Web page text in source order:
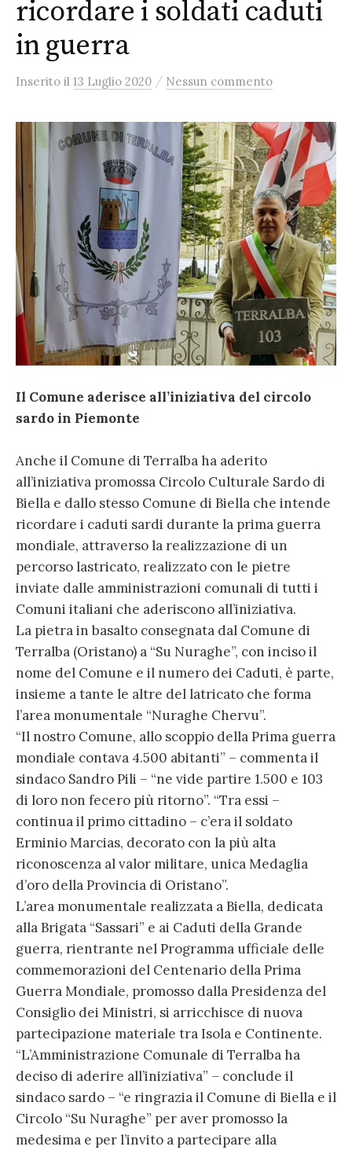
ricordare i soldati caduti
in guerra
Inserito il 13 Luglio 2020 / Nessun commento
Il Comune aderisce all’iniziativa del circolo
sardo in Piemonte
Anche il Comune di Terralba ha aderito
all’iniziativa promossa Circolo Culturale Sardo di
Biella e dallo stesso Comune di Biella che intende
ricordare i caduti sardi durante la prima guerra
mondiale, attraverso la realizzazione di un
percorso lastricato, realizzato con le pietre
inviate dalle amministrazioni comunali di tutti i
Comuni italiani che aderiscono all’iniziativa.
La pietra in basalto consegnata dal Comune di
Terralba (Oristano) a “Su Nuraghe”, con inciso il
nome del Comune e il numero dei Caduti, è parte,
insieme a tante le altre del latricato che forma
l’area monumentale “Nuraghe Chervu”.
“Il nostro Comune, allo scoppio della Prima guerra
mondiale contava 4.500 abitanti” – commenta il
sindaco Sandro Pili – “ne vide partire 1.500 e 103
di loro non fecero più ritorno”. “Tra essi –
continua il primo cittadino – c’era il soldato
Erminio Marcias, decorato con la più alta
riconoscenza al valor militare, unica Medaglia
d’oro della Provincia di Oristano”.
L’area monumentale realizzata a Biella, dedicata
alla Brigata “Sassari” e ai Caduti della Grande
guerra, rientrante nel Programma ufficiale delle
commemorazioni del Centenario della Prima
Guerra Mondiale, promosso dalla Presidenza del
Consiglio dei Ministri, si arricchisce di nuova
partecipazione materiale tra Isola e Continente.
“L’Amministrazione Comunale di Terralba ha
deciso di aderire all’iniziativa” – conclude il
sindaco sardo – “e ringrazia il Comune di Biella e il
Circolo “Su Nuraghe” per aver promosso la
medesima e per l’invito a partecipare alla